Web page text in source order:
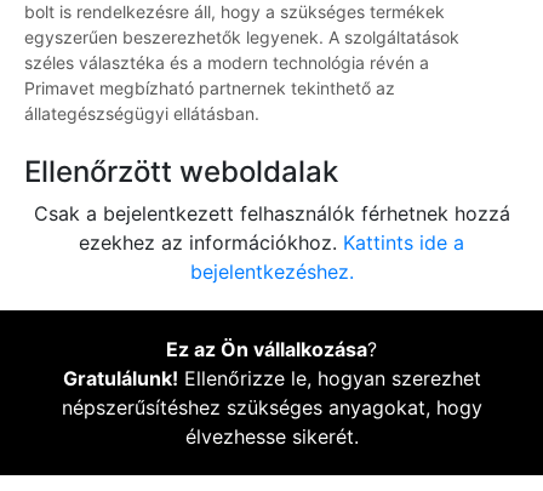
bolt is rendelkezésre áll, hogy a szükséges termékek
egyszerűen beszerezhetők legyenek. A szolgáltatások
széles választéka és a modern technológia révén a
Primavet megbízható partnernek tekinthető az
állategészségügyi ellátásban.
Ellenőrzött weboldalak
Csak a bejelentkezett felhasználók férhetnek hozzá
ezekhez az információkhoz. Kattints ide a
bejelentkezéshez.
Ez az Ön vállalkozása?
Gratulálunk! Ellenőrizze le, hogyan szerezhet
népszerűsítéshez szükséges anyagokat, hogy
élvezhesse sikerét.